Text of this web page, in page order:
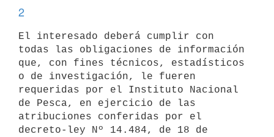
2
El interesado deberá cumplir con
todas las obligaciones de información
que, con fines técnicos, estadísticos
o de investigación, le fueren
requeridas por el Instituto Nacional
de Pesca, en ejercicio de las
atribuciones conferidas por el
decreto-ley Nº 14.484, de 18 de